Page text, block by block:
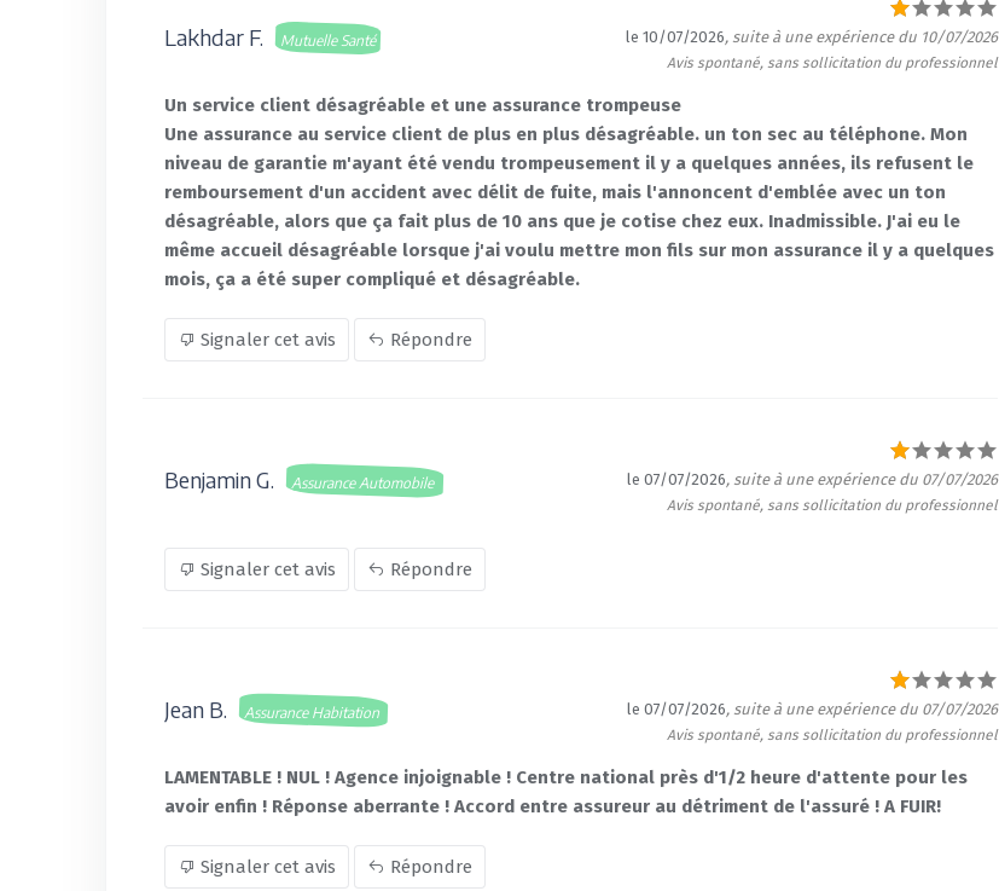
Lakhdar F. Mutuelle Santé le 10/07/2026, suite à une expérience du 10/07/2026
Avis spontané, sans sollicitation du professionnel
Un service client désagréable et une assurance trompeuse
Une assurance au service client de plus en plus désagréable. un ton sec au téléphone. Mon
niveau de garantie m'ayant été vendu trompeusement il y a quelques années, ils refusent le
remboursement d'un accident avec délit de fuite, mais l'annoncent d'emblée avec un ton
désagréable, alors que ça fait plus de 10 ans que je cotise chez eux. Inadmissible. J'ai eu le
même accueil désagréable lorsque j'ai voulu mettre mon fils sur mon assurance il y a quelques
mois, ça a été super compliqué et désagréable.
Signaler cet avis Répondre
Benjamin G. Assurance Automobile le 07/07/2026, suite à une expérience du 07/07/2026
Avis spontané, sans sollicitation du professionnel
Signaler cet avis Répondre
Jean B. Assurance Habitation le 07/07/2026, suite à une expérience du 07/07/2026
Avis spontané, sans sollicitation du professionnel
LAMENTABLE ! NUL ! Agence injoignable ! Centre national près d'1/2 heure d'attente pour les
avoir enfin ! Réponse aberrante ! Accord entre assureur au détriment de l'assuré ! A FUIR!
Signaler cet avis Répondre